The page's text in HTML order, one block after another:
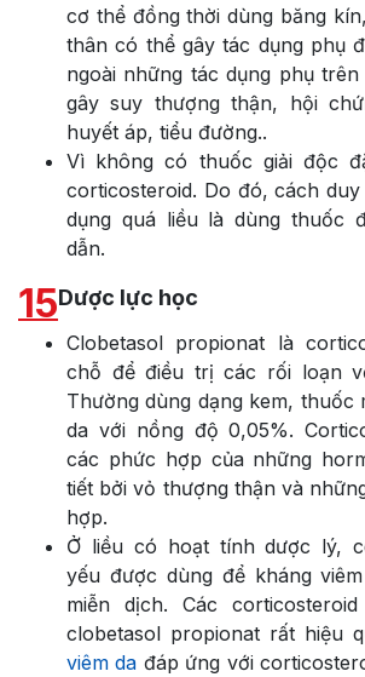
cơ thể đồng thời dùng băng
thân có thể gây tác dụng phụ
ngoài những tác dụng phụ
gây suy thượng thận, hội
huyết áp, tiểu đường..
Vì không có thuốc giải độc
corticosteroid. Do đó, cách
dụng quá liều là dùng thuốc
dẫn.
15Dược lực học
Clobetasol propionat là
chỗ để điều trị các rối loạn
Thường dùng dạng kem, thuốc
da với nồng độ 0,05%.
các phức hợp của những
tiết bởi vỏ thượng thận và
hợp.
Ở liều có hoạt tính dược lý,
yếu được dùng để kháng
miễn dịch. Các
clobetasol propionat rất hiệu
viêm da đáp ứng với